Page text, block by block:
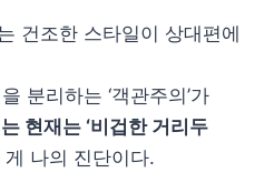
건조한 스타일이 상대편에
분리하는 ‘객관주의’가
현재는 ‘비겁한 거리두
게 나의 진단이다.